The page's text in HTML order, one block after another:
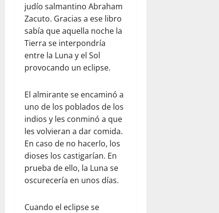
judío salmantino Abraham
Zacuto. Gracias a ese libro
sabía que aquella noche la
Tierra se interpondría
entre la Luna y el Sol
provocando un eclipse.
El almirante se encaminó a
uno de los poblados de los
indios y les conminó a que
les volvieran a dar comida.
En caso de no hacerlo, los
dioses los castigarían. En
prueba de ello, la Luna se
oscurecería en unos días.
Cuando el eclipse se